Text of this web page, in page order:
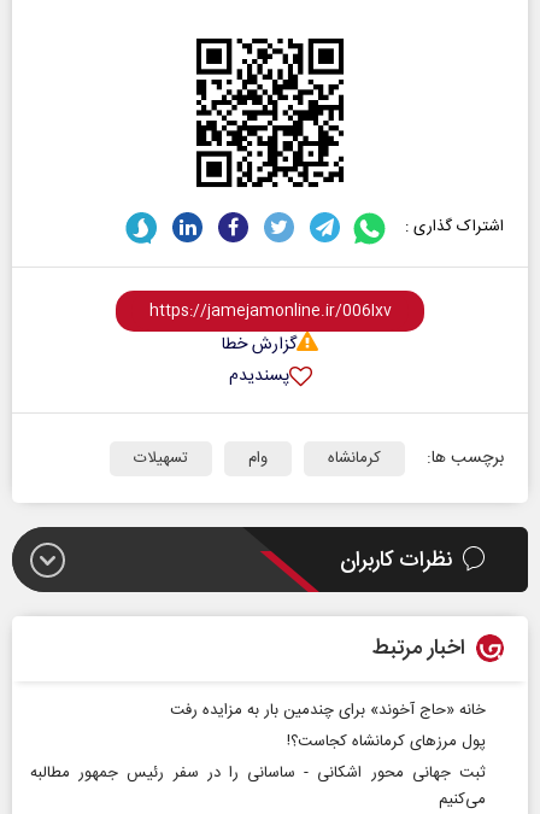
اشتراک گذاری :
گزارش خطا
پسندیدم
برچسب ها: کرمانشاه وام‌ تسهیلات
نظرات کاربران
اخبار مرتبط
خانه «حاج آخوند» برای چندمین بار به مزایده رفت
پول مرزهای کرمانشاه کجاست؟!
ثبت جهانی محور اشکانی - ساسانی را در سفر رئیس جمهور مطالبه
می‌کنیم